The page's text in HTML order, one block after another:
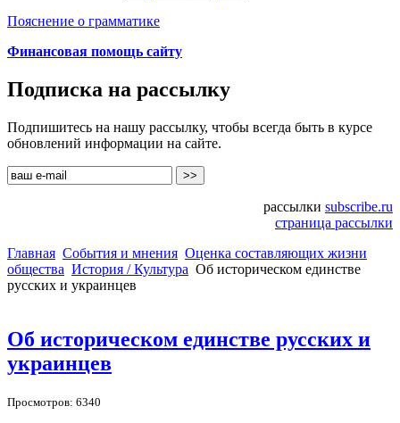
Пояснение о грамматике
Финансовая помощь сайту
Подписка на рассылку
Подпишитесь на нашу рассылку, чтобы всегда быть в курсе
обновлений информации на сайте.
рассылки subscribe.ru
страница рассылки
Главная События и мнения Оценка составляющих жизни
общества История / Культура Об историческом единстве
русских и украинцев
Об историческом единстве русских и
украинцев
Просмотров: 6340